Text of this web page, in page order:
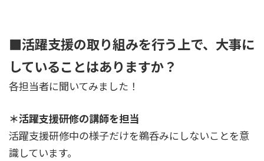
■活躍支援の取り組みを行う上で、大事に
していることはありますか？
各担当者に聞いてみました！
＊活躍支援研修の講師を担当
活躍支援研修中の様子だけを鵜呑みにしないことを意
識しています。